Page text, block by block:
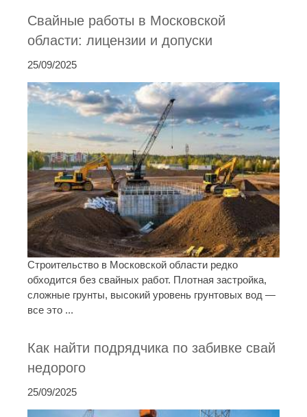
Свайные работы в Московской
области: лицензии и допуски
25/09/2025
Строительство в Московской области редко
обходится без свайных работ. Плотная застройка,
сложные грунты, высокий уровень грунтовых вод —
все это ...
Как найти подрядчика по забивке свай
недорого
25/09/2025